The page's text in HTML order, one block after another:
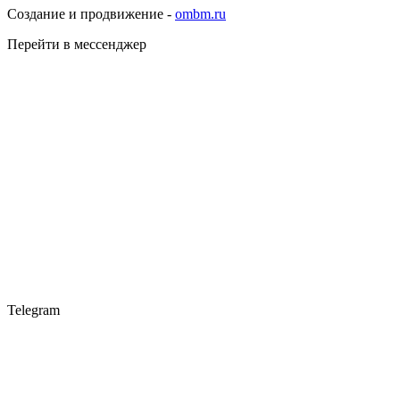
Создание и продвижение - ombm.ru
Перейти в мессенджер
Telegram